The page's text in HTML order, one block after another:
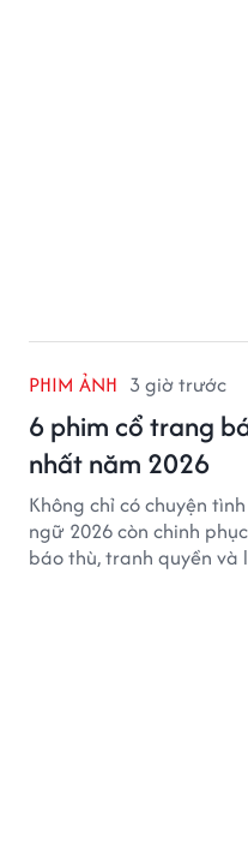
PHIM ẢNH 3 giờ trước
6 phim cổ trang
nhất năm 2026
Không chỉ có chuyện
ngữ 2026 còn chinh
báo thù, tranh quyền và